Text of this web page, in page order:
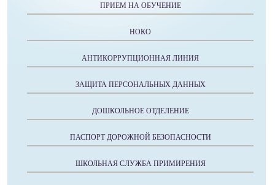
ПРИЕМ НА ОБУЧЕНИЕ
НОКО
АНТИКОРРУПЦИОННАЯ ЛИНИЯ
ЗАЩИТА ПЕРСОНАЛЬНЫХ ДАННЫХ
ДОШКОЛЬНОЕ ОТДЕЛЕНИЕ
ПАСПОРТ ДОРОЖНОЙ БЕЗОПАСНОСТИ
ШКОЛЬНАЯ СЛУЖБА ПРИМИРЕНИЯ